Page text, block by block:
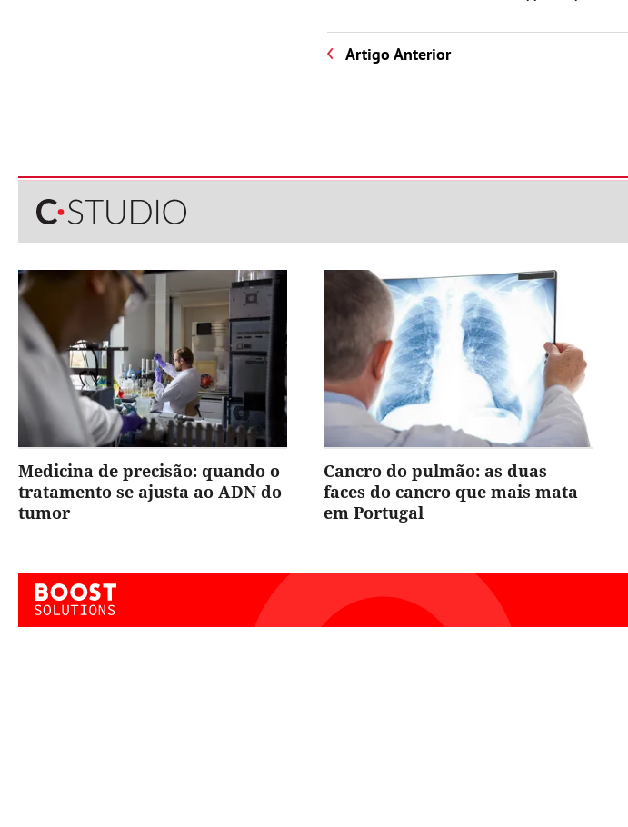
Artigo Anterior
Medicina de precisão: quando o
tratamento se ajusta ao ADN do
tumor
Cancro do pulmão: as duas
faces do cancro que mais mata
em Portugal